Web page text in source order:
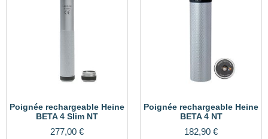
Poignée rechargeable Heine
BETA 4 Slim NT
277,00 €
Poignée rechargeable Heine
BETA 4 NT
182,90 €